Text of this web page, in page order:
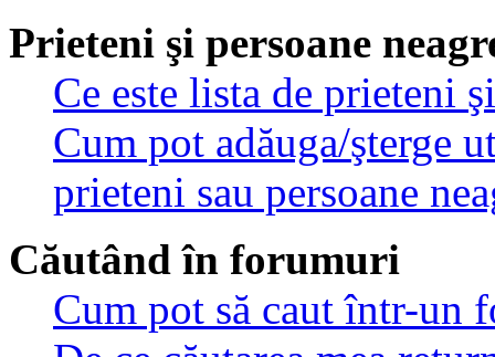
Prieteni şi persoane
Ce este lista de prieteni
Cum pot adăuga/şterge
prieteni sau persoane
Căutând în forumuri
Cum pot să caut într-un